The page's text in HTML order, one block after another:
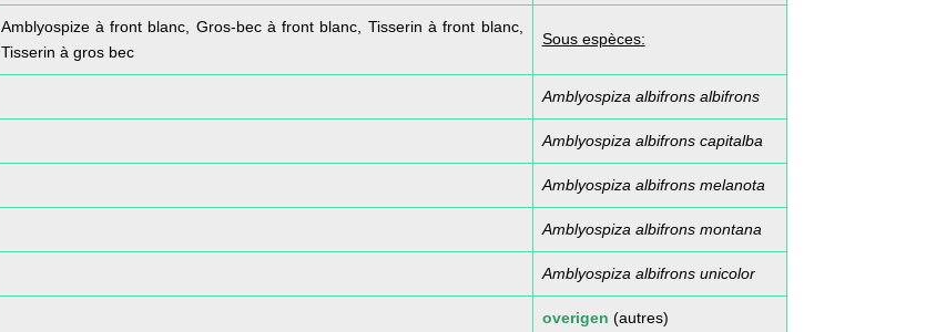
Amblyospize à front blanc, Gros-bec à front blanc, Tisserin à front blanc,
Tisserin à gros bec
Sous espèces:
Amblyospiza albifrons albifrons
Amblyospiza albifrons capitalba
Amblyospiza albifrons melanota
Amblyospiza albifrons montana
Amblyospiza albifrons unicolor
overigen (autres)